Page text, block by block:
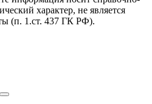
характер, не является
(п. 1.ст. 437 ГК РФ).